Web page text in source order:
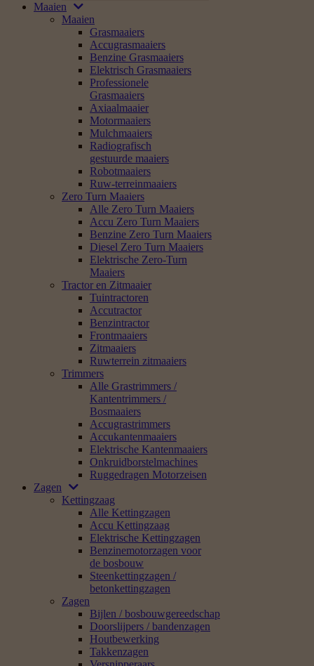
Maaien
Maaien
Grasmaaiers
Accugrasmaaiers
Benzine Grasmaaiers
Elektrisch Grasmaaiers
Professionele
Grasmaaiers
Axiaalmaaier
Motormaaiers
Mulchmaaiers
Radiografisch
gestuurde maaiers
Robotmaaiers
Ruw-terreinmaaiers
Zero Turn Maaiers
Alle Zero Turn Maaiers
Accu Zero Turn Maaiers
Benzine Zero Turn Maaiers
Diesel Zero Turn Maaiers
Elektrische Zero-Turn
Maaiers
Tractor en Zitmaaier
Tuintractoren
Accutractor
Benzintractor
Frontmaaiers
Zitmaaiers
Ruwterrein zitmaaiers
Trimmers
Alle Grastrimmers /
Kantentrimmers /
Bosmaaiers
Accugrastrimmers
Accukantenmaaiers
Elektrische Kantenmaaiers
Onkruidborstelmachines
Ruggedragen Motorzeisen
Zagen
Kettingzaag
Alle Kettingzagen
Accu Kettingzaag
Elektrische Kettingzagen
Benzinemotorzagen voor
de bosbouw
Steenkettingzagen /
betonkettingzagen
Zagen
Bijlen / bosbouwgereedschap
Doorslijpers / bandenzagen
Houtbewerking
Takkenzagen